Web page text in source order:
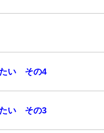
たい その4
たい その3